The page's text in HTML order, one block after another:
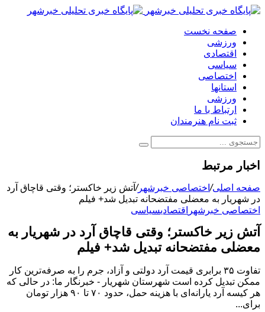
صفحه نخست
ورزشی
اقتصادی
سیاسی
اختصاصی
استانها
ورزشی
ارتباط با ما
ثبت نام هنرمندان
اخبار مرتبط
صفحه اصلی/اختصاصی خبرشهر/آتش زیر خاکستر؛ وقتی قاچاق آرد
در شهریار به معضلی مفتضحانه تبدیل شد+ فیلم
اختصاصی خبرشهر اقتصادیسیاسی
آتش زیر خاکستر؛ وقتی قاچاق آرد در شهریار به
معضلی مفتضحانه تبدیل شد+ فیلم
تفاوت ۳۵ برابری قیمت آرد دولتی و آزاد، جرم را به صرفه‌ترین کار
ممکن تبدیل کرده است شهرستان شهریار - خبرنگار ما: در حالی که
هر کیسه آرد یارانه‌ای با هزینه حمل، حدود ۷۰ تا ۹۰ هزار تومان
برای...